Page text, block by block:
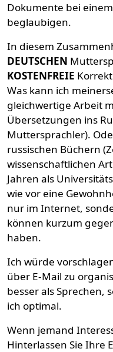
Dokumente bei
beglaubigen.
In diesem
DEUTSCHEN
KOSTENFREIE
Was kann ich
gleichwertige Arbeit
Übersetzungen ins
Muttersprachler).
russischen Büchern
wissenschaftlichen
Jahren als
wie vor eine
nur im Internet,
können kurzum
haben.
Ich würde
über E-Mail zu
besser als Sprechen,
ich optimal.
Wenn jemand
Hinterlassen Sie Ihre